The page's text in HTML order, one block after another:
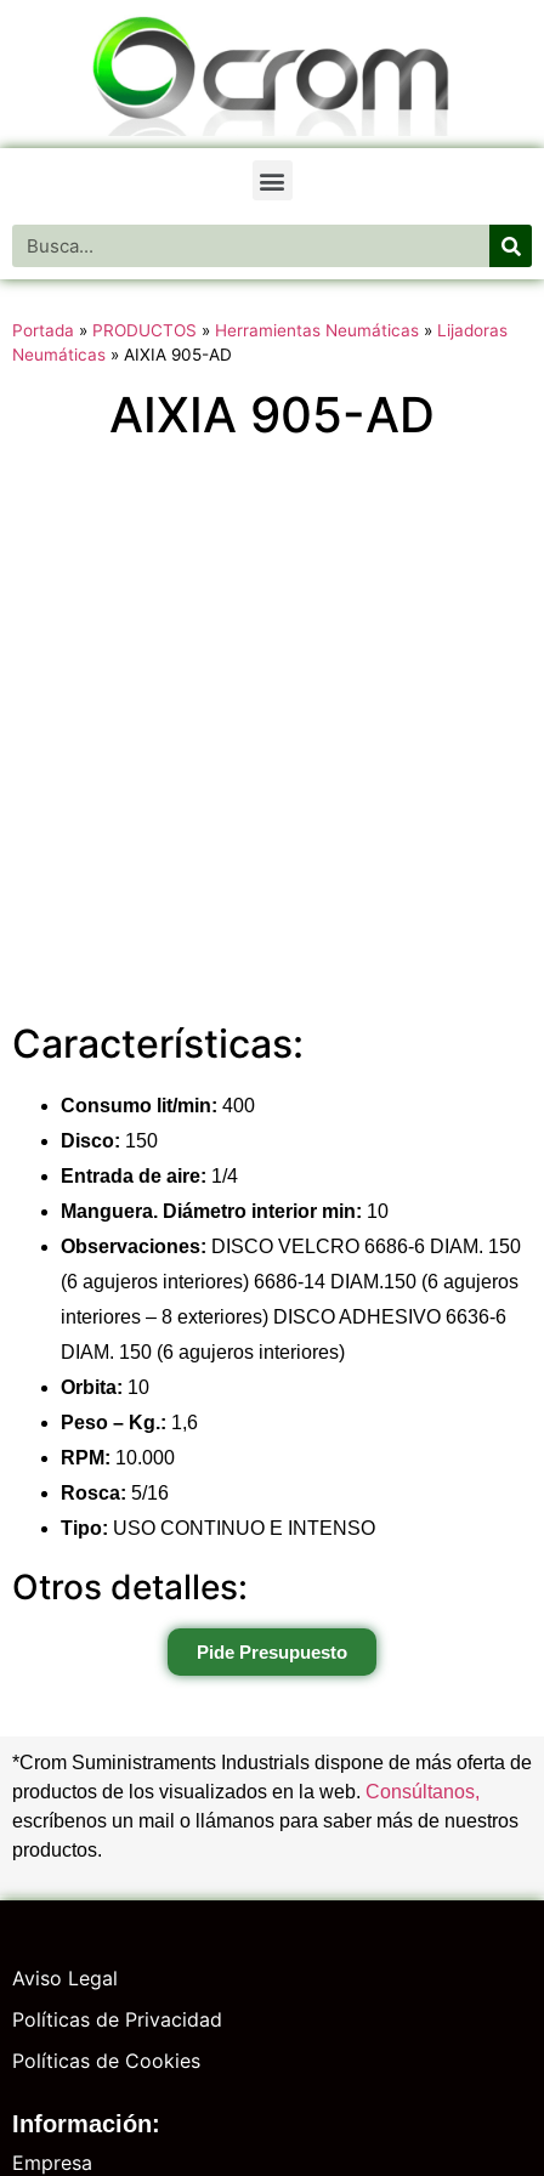
Portada » PRODUCTOS » Herramientas Neumáticas » Lijadoras
Neumáticas » AIXIA 905-AD
AIXIA 905-AD
Características:
Consumo lit/min: 400
Disco: 150
Entrada de aire: 1/4
Manguera. Diámetro interior min: 10
Observaciones: DISCO VELCRO 6686-6 DIAM. 150
(6 agujeros interiores) 6686-14 DIAM.150 (6 agujeros
interiores – 8 exteriores) DISCO ADHESIVO 6636-6
DIAM. 150 (6 agujeros interiores)
Orbita: 10
Peso – Kg.: 1,6
RPM: 10.000
Rosca: 5/16
Tipo: USO CONTINUO E INTENSO
Otros detalles:
Pide Presupuesto
*Crom Suministraments Industrials dispone de más oferta de
productos de los visualizados en la web. Consúltanos,
escríbenos un mail o llámanos para saber más de nuestros
productos.
Aviso Legal
Políticas de Privacidad
Políticas de Cookies
Información:
Empresa